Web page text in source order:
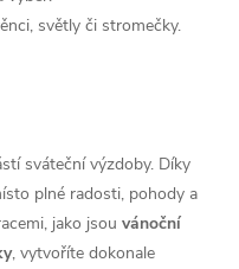
světly či stromečky.
sváteční výzdoby. Díky
plné radosti, pohody a
jako jsou vánoční
, vytvoříte dokonale